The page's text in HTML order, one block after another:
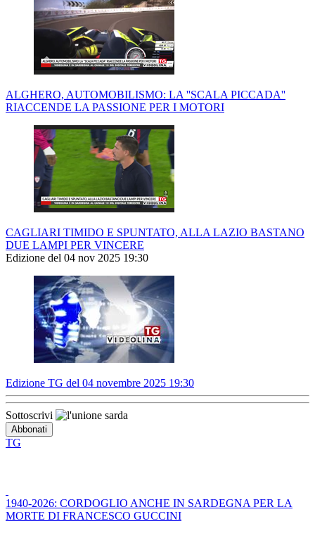
ALGHERO, AUTOMOBILISMO: LA ''SCALA PICCADA''
RIACCENDE LA PASSIONE PER I MOTORI
CAGLIARI TIMIDO E SPUNTATO, ALLA LAZIO BASTANO
DUE LAMPI PER VINCERE
Edizione del 04 nov 2025 19:30
Edizione TG del 04 novembre 2025 19:30
Sottoscrivi
TG
1940-2026: CORDOGLIO ANCHE IN SARDEGNA PER LA
MORTE DI FRANCESCO GUCCINI